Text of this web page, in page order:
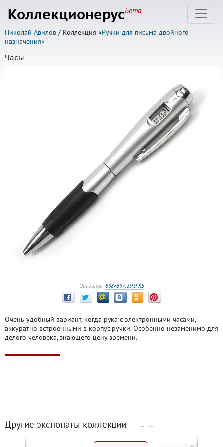
КоллекционерусБета
Николай Авилов / Коллекция «Ручки для письма двойного
назначения»
Часы
Оригинал: 698×697, 39,9 КБ
Очень удобный вариант, когда рука с электронными часами,
аккуратно встроенными в корпус ручки. Особенно незаменимо для
делого человека, знающего цену времени.
Другие экспонаты коллекции ← →